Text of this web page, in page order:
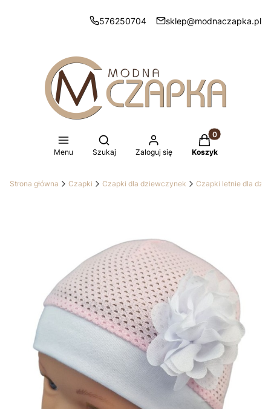
576250704 sklep@modnaczapka.pl
Menu
Otwórz wyszukiwarkę
Szukaj Zaloguj się
Produkty w
Koszyk
Strona główna Czapki Czapki dla dziewczynek Czapki letnie dla